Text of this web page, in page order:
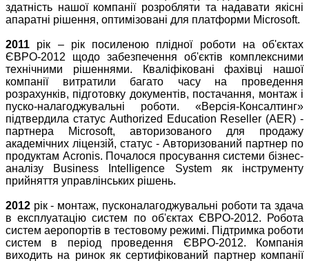
здатність нашої компанії розробляти та надавати якісні
апаратні рішення, оптимізовані для платформи Microsoft.
2011 рік – рік посиленою плідної роботи на об'єктах
ЄВРО-2012 щодо забезпечення об'єктів комплексними
технічними рішеннями. Кваліфіковані фахівці нашої
компанії витратили багато часу на проведення
розрахунків, підготовку документів, постачання, монтаж і
пуско-налагоджувальні роботи. «Версія-Консалтинг»
підтвердила статус Authorized Education Reseller (AER) -
партнера Microsoft, авторизованого для продажу
академічних ліцензій, статус - Авторизований партнер по
продуктам Acronis. Почалося просування системи бізнес-
аналізу Business Intelligence System як інструменту
прийняття управлінських рішень.
2012 рік - монтаж, пусконалагоджувальні роботи та здача
в експлуатацію систем по об'єктах ЄВРО-2012. Робота
систем аеропортів в тестовому режимі. Підтримка роботи
систем в період проведення ЄВРО-2012. Компанія
виходить на ринок як сертифікований партнер компанії